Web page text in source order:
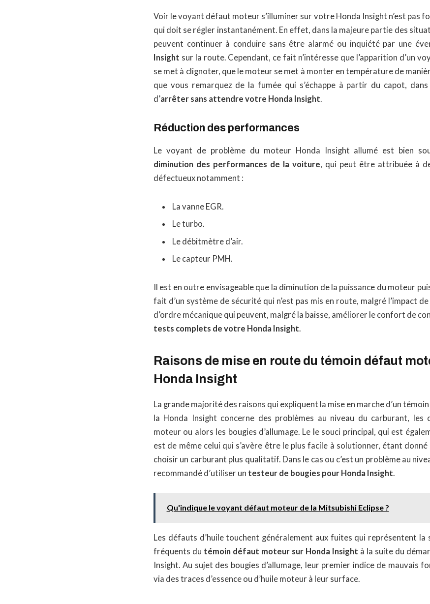
Voir le voyant défaut moteur s’illuminer sur votre Honda Insight n’est pas
qui doit se régler instantanément. En effet, dans la majeure partie des
peuvent continuer à conduire sans être alarmé ou inquiété par une
Insight sur la route. Cependant, ce fait n’intéresse que l’apparition d’un
se met à clignoter, que le moteur se met à monter en température de
que vous remarquez de la fumée qui s’échappe à partir du capot,
d’arrêter sans attendre votre Honda Insight.
Réduction des performances
Le voyant de problème du moteur Honda Insight allumé est bien
diminution des performances de la voiture, qui peut être attribuée à
défectueux notamment :
La vanne EGR.
Le turbo.
Le débitmètre d’air.
Le capteur PMH.
Il est en outre envisageable que la diminution de la puissance du moteur
fait d’un système de sécurité qui n’est pas mis en route, malgré l’impact
d’ordre mécanique qui peuvent, malgré la baisse, améliorer le confort de
tests complets de votre Honda Insight.
Raisons de mise en route du témoin défaut
Honda Insight
La grande majorité des raisons qui expliquent la mise en marche d’un
la Honda Insight concerne des problèmes au niveau du carburant, les
moteur ou alors les bougies d’allumage. Le le souci principal, qui est
est de même celui qui s’avère être le plus facile à solutionner, étant
choisir un carburant plus qualitatif. Dans le cas ou c’est un problème au
recommandé d’utiliser un testeur de bougies pour Honda Insight.
Qu'indique le voyant défaut moteur de la Mitsubishi Eclipse ?
Les défauts d’huile touchent généralement aux fuites qui représentent la
fréquents du témoin défaut moteur sur Honda Insight à la suite du
Insight. Au sujet des bougies d’allumage, leur premier indice de mauvais
via des traces d’essence ou d’huile moteur à leur surface.